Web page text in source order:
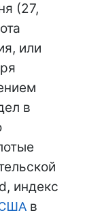
(27,
или
в
индекс
в